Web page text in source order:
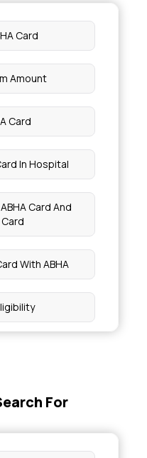
Card
Amount
Card
In Hospital
Card And
With ABHA
For